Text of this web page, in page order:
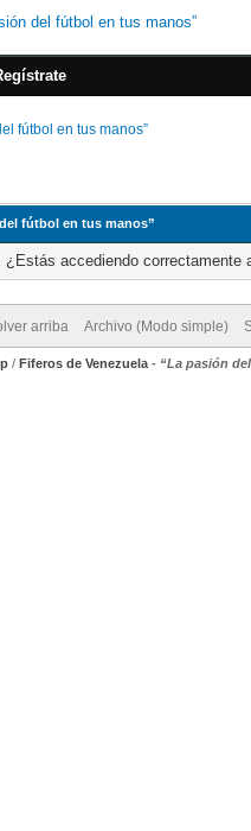
fútbol en tus manos”
fútbol en tus manos”
accediendo
arriba Archivo (Modo simple)
/ Fiferos de Venezuela - “La pasión